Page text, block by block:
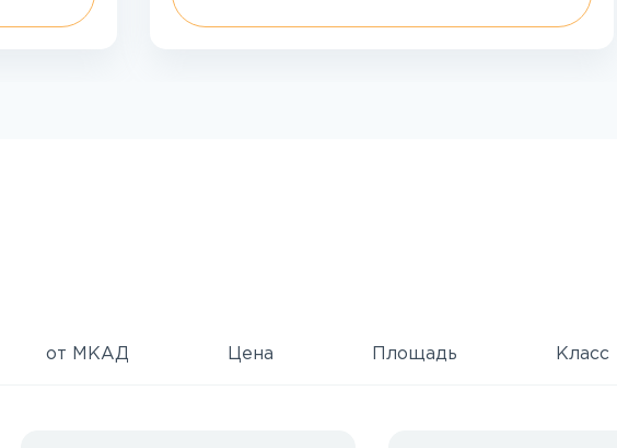
от МКАД Цена Площадь Класс